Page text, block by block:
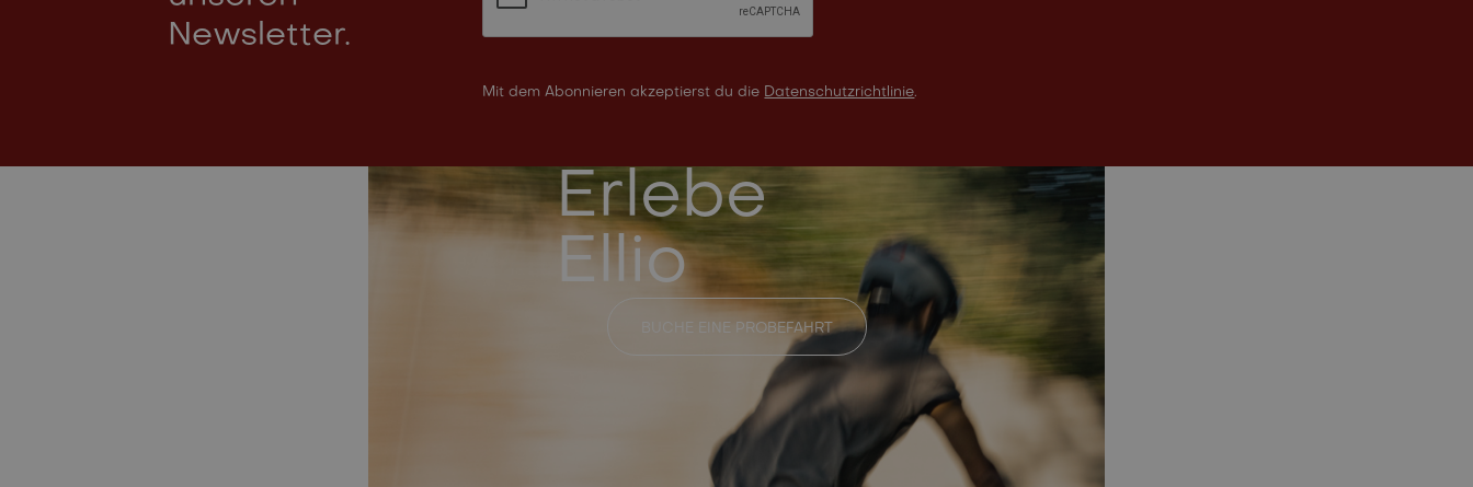
Newsletter.
Mit dem Abonnieren akzeptierst du die Datenschutzrichtlinie.
Erlebe
Ellio
BUCHE EINE PROBEFAHRT